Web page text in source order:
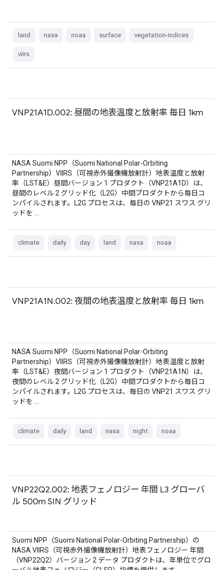
land nasa noaa surface vegetation-indices
viirs
VNP21A1D.002: 昼間の地表温度と放射率 毎日 1km
NASA Suomi NPP（Suomi National Polar-Orbiting
Partnership）VIIRS（可視赤外撮像機放射計）地表温度と放射
率（LST&E）昼間バージョン 1 プロダクト（VNP21A1D）は、
昼間のレベル 2 グリッド化（L2G）中間プロダクトから毎日コ
ンパイルされます。L2G プロセスは、毎日の VNP21 スワス グリ
ッドを …
climate daily day land nasa noaa
VNP21A1N.002: 夜間の地表温度と放射率 毎日 1km
NASA Suomi NPP（Suomi National Polar-Orbiting
Partnership）VIIRS（可視赤外撮像機放射計）地表温度と放射
率（LST&E）夜間バージョン 1 プロダクト（VNP21A1N）は、
夜間のレベル 2 グリッド化（L2G）中間プロダクトから毎日コ
ンパイルされます。L2G プロセスは、毎日の VNP21 スワス グリ
ッドを …
climate daily land nasa night noaa
VNP22Q2.002: 地表フェノロジー 年間 L3 グローバ
ル 500m SIN グリッド
Suomi NPP（Suomi National Polar-Orbiting Partnership）の
NASA VIIRS（可視赤外撮像機放射計）地表フェノロジー 年間
（VNP22Q2）バージョン 2 データ プロダクトは、年単位でグロ